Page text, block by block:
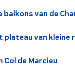
balkons van de
plateau van kleine
Col de Marcieu